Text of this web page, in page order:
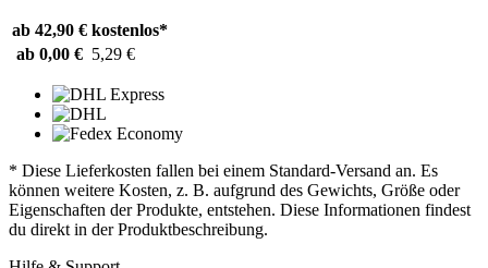
ab 42,90 € kostenlos*
ab 0,00 € 5,29 €
* Diese Lieferkosten fallen bei einem Standard-Versand an. Es
können weitere Kosten, z. B. aufgrund des Gewichts, Größe oder
Eigenschaften der Produkte, entstehen. Diese Informationen findest
du direkt in der Produktbeschreibung.